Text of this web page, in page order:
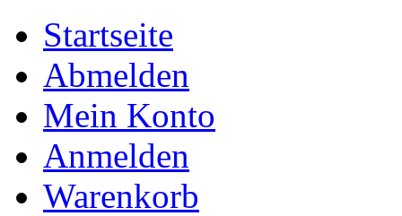
Startseite
Abmelden
Mein Konto
Anmelden
Warenkorb